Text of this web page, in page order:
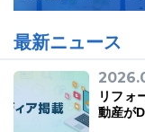
最新ニュース
リフォ
動産が